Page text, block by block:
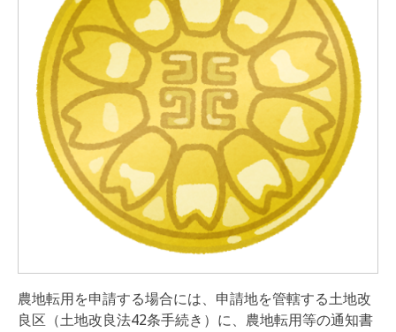
農地転用を申請する場合には、申請地を管轄する土地改
良区（土地改良法42条手続き）に、農地転用等の通知書